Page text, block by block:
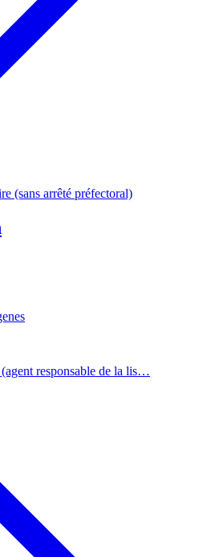
(sans arrêté préfectoral)
responsable de la lis…